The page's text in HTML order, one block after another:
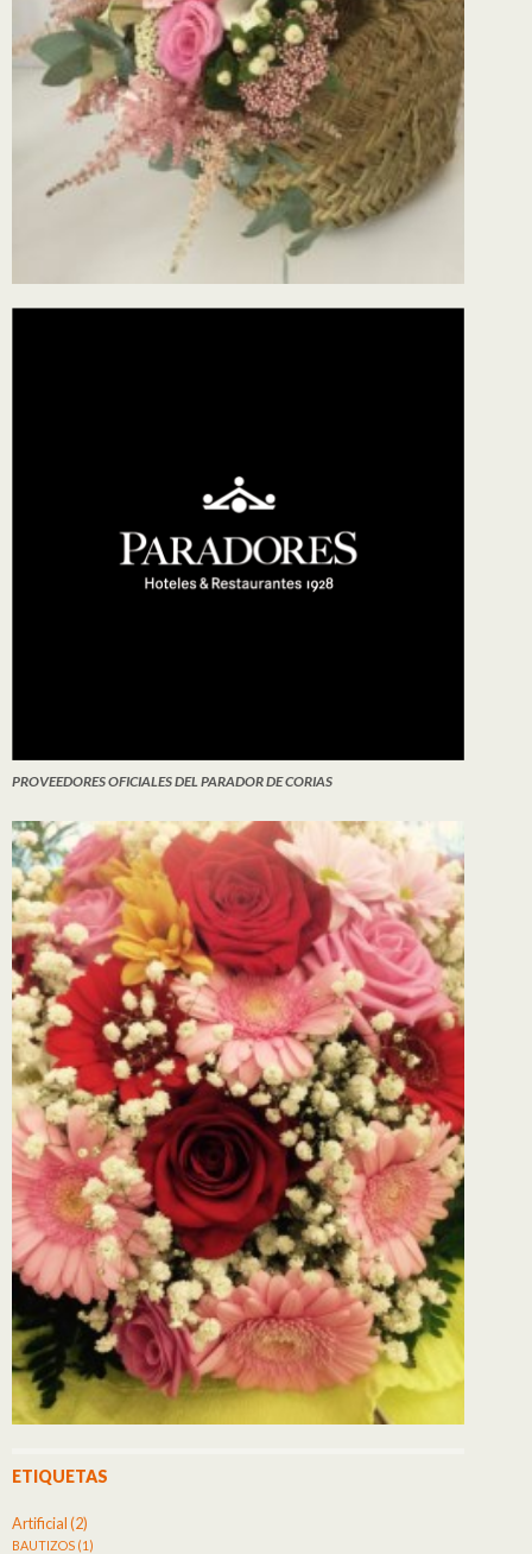
PROVEEDORES OFICIALES DEL PARADOR DE CORIAS
ETIQUETAS
Artificial (2)
BAUTIZOS (1)